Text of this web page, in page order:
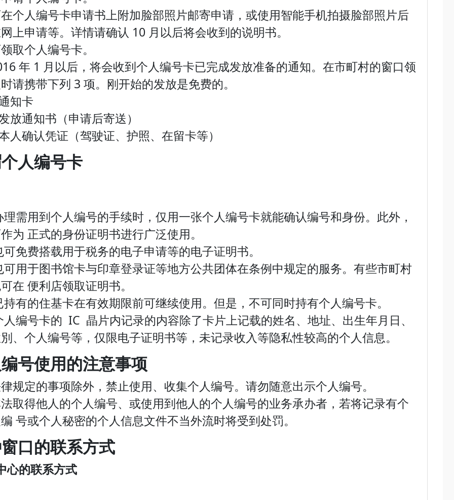
个人编号卡申请书上附加脸部照片邮寄申请，或使用智能手机拍摄脸部照片后
上申请等。详情请确认 10 月以后将会收到的说明书。
取个人编号卡。
年 1 月以后，将会收到个人编号卡已完成发放准备的通知。在市町村的窗口领
请携带下列 3 项。刚开始的发放是免费的。
知卡
放通知书（申请后寄送）
人确认凭证（驾驶证、护照、在留卡等）
人编号卡
需用到个人编号的手续时，仅用一张个人编号卡就能确认编号和身份。此外，
为 正式的身份证明书进行广泛使用。
免费搭载用于税务的电子申请等的电子证明书。
用于图书馆卡与印章登录证等地方公共团体在条例中规定的服务。有些市町村
在 便利店领取证明书。
有的住基卡在有效期限前可继续使用。但是，不可同时持有个人编号卡。
编号卡的 IC 晶片内记录的内容除了卡片上记载的姓名、地址、出生年月日、
、个人编号等，仅限电子证明书等，未记录收入等隐私性较高的个人信息。
号使用的注意事项
规定的事项除外，禁止使用、收集个人编号。请勿随意出示个人编号。
取得他人的个人编号、或使用到他人的个人编号的业务承办者，若将记录有个
号或个人秘密的个人信息文件不当外流时将受到处罚。
口的联系方式
心的联系方式